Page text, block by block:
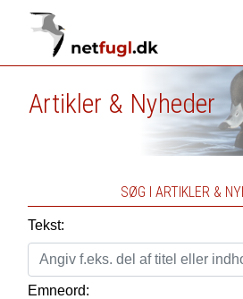
Artikler & Nyheder
SØG I ARTIKLER &
Tekst:
Emneord: